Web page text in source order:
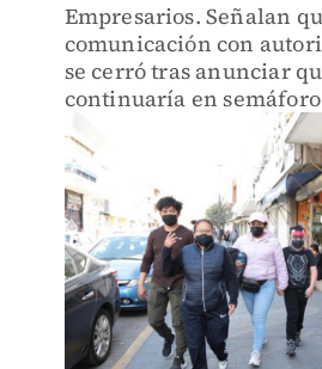
Empresarios. Señalan
comunicación con
se cerró tras anunciar
continuaría en
una manifestación